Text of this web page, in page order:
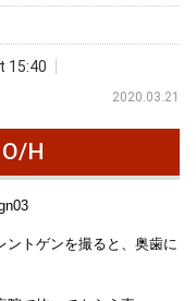
15:40
2020.03.21
H
ントゲンを撮ると、奥歯に